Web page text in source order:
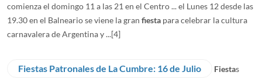
comienza el domingo 11 a las 21 en el Centro ... el Lunes 12 desde las
19.30 en el Balneario se viene la gran fiesta para celebrar la cultura
carnavalera de Argentina y ...[4]
Fiestas Patronales de La Cumbre: 16 de Julio Fiestas